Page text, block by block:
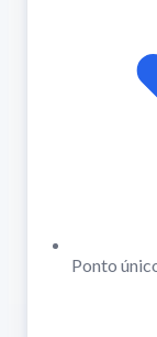
Ponto